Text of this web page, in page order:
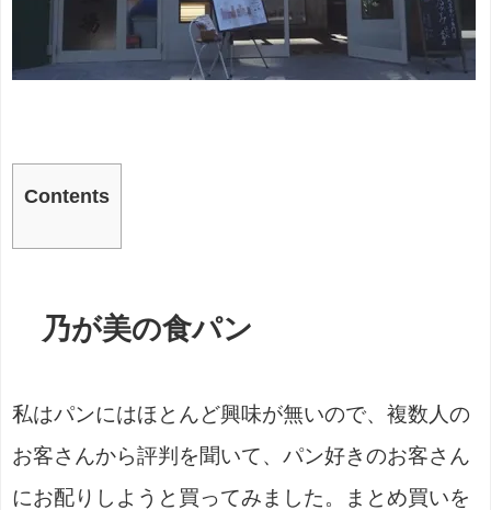
Contents
乃が美の食パン
私はパンにはほとんど興味が無いので、複数人の
お客さんから評判を聞いて、パン好きのお客さん
にお配りしようと買ってみました。まとめ買いを